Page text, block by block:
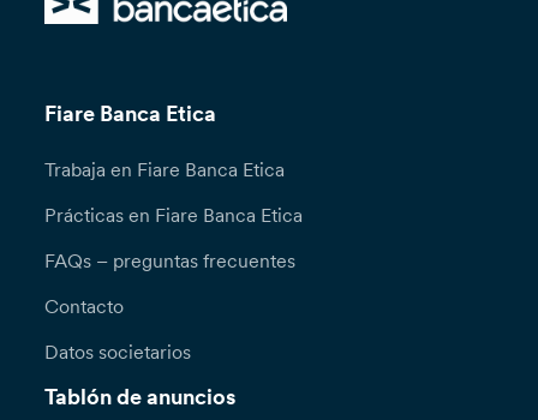
Fiare Banca Etica
Trabaja en Fiare Banca Etica
Prácticas en Fiare Banca Etica
FAQs – preguntas frecuentes
Contacto
Datos societarios
Tablón de anuncios